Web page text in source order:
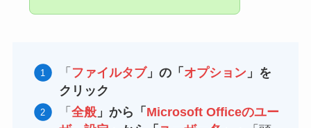
「 ファイルタブ 」の「 オプション 」を
クリック
「全般 」から「 Microsoft Officeのユー